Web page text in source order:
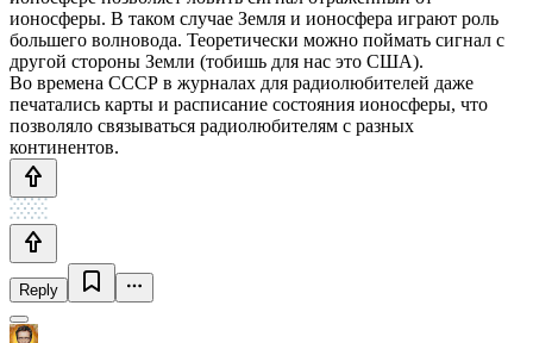
ионосферы. В таком случае Земля и ионосфера играют роль
большего волновода. Теоретически можно поймать сигнал с
другой стороны Земли (тобишь для нас это США).
Во времена СССР в журналах для радиолюбителей даже
печатались карты и расписание состояния ионосферы, что
позволяло связываться радиолюбителям с разных
континентов.
Reply